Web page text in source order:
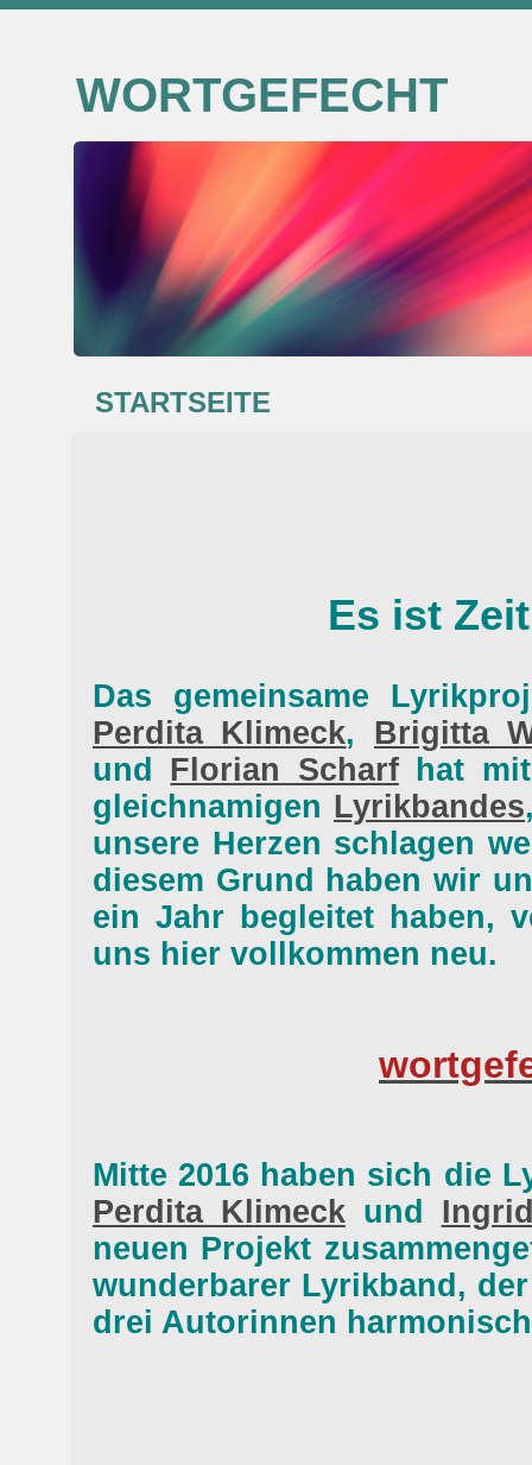
WORTGEFECHT
STARTSEITE
Es ist
Das gemeinsame
Perdita Klimeck, Brigitta
und Florian Scharfhat mit
gleichnamigen Lyrikbandes
unsere Herzen schlagen
diesem Grund haben wir
ein Jahr begleitet haben,
uns hier vollkommen neu.
Mitte 2016 haben sich die
Perdita Klimeckund
neuen Projekt
wunderbarer Lyrikband,
drei Autorinnen